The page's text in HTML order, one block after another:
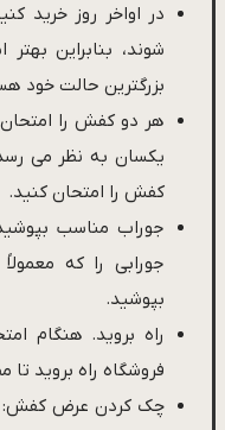
در اواخر روز خرید
شوند، بنابراین
بزرگترین حالت خود
هر دو کفش را
یکسان به نظر می
کفش را امتحان کنید.
جوراب مناسب
جورابی را که
بپوشید.
راه بروید. هنگام
فروشگاه راه بروید
چک کردن عرض کفش: